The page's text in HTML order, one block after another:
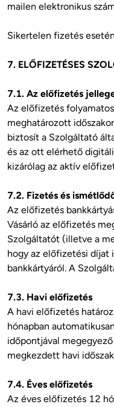
mailen elektronikus
Sikertelen fizetés
7. ELŐFIZETÉSES
7.1. Az előfizetés
Az előfizetés
meghatározott
biztosít a Szolgáltató
és az ott elérhető
kizárólag az aktív
7.2. Fizetés és
Az előfizetés
Vásárló az előfizetés
Szolgáltatót (illetve a
hogy az előfizetési díjat
bankkártyáról. A
7.3. Havi előfizetés
A havi előfizetés
hónapban
időpontjával
megkezdett havi
7.4. Éves előfizetés
Az éves előfizetés 12